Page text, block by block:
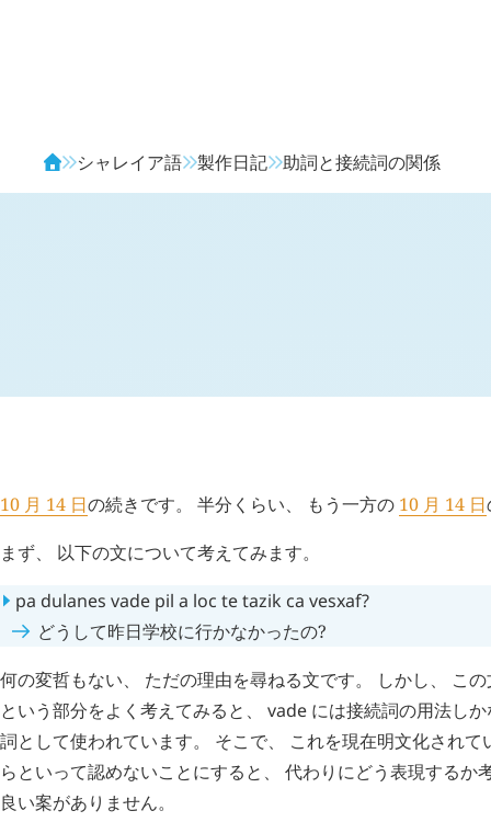
シャレイア語 製作日記 助詞と接続詞の関係
10 月 14 日の続きです。 半分くらい、 もう一方の 10 月 14 日
まず、 以下の文について考えてみます。
pa dulanes vade pil a loc tetazik ca vesxaf?
どうして昨日学校に行かなかったの?
何の変哲もない、 ただの理由を尋ねる文です。 しかし、 こ
という部分をよく考えてみると、 vade には接続詞の用法し
詞として使われています。 そこで、 これを現在明文化され
らといって認めないことにすると、 代わりにどう表現するか
良い案がありません。